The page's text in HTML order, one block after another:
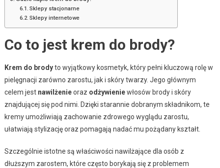
Sklepy stacjonarne
Sklepy internetowe
Co to jest krem do brody?
Krem do brodyto wyjątkowy kosmetyk, który pełni kluczową rolę w
pielęgnacji zarówno zarostu, jak i skóry twarzy. Jego głównym
celem jest nawilżenieoraz odżywieniewłosów brody i skóry
znajdującej się pod nimi. Dzięki starannie dobranym składnikom, te
kremy umożliwiają zachowanie zdrowego wyglądu zarostu,
ułatwiają stylizację oraz pomagają nadać mu pożądany kształt.
Szczególnie istotne są właściwości nawilżające dla osób z
dłuższym zarostem, które często borykają się z problemem